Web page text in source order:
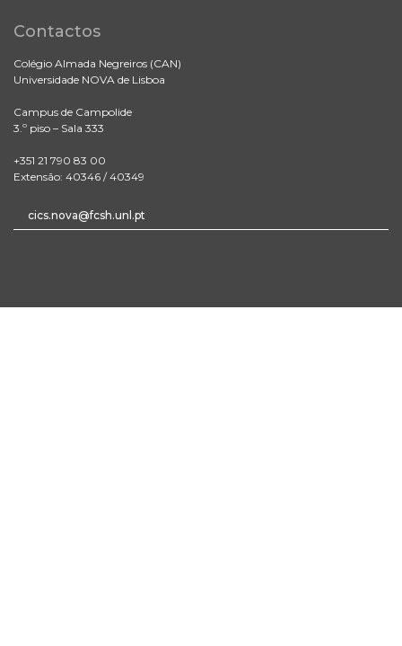
Contactos
Colégio Almada Negreiros (CAN)
Universidade NOVA de Lisboa
Campus de Campolide
3.º piso – Sala 333
+351 21 790 83 00
Extensão: 40346 / 40349
cics.nova@fcsh.unl.pt